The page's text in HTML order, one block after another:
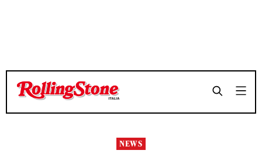
TEMPO DI LETTURA 5 MINUTI
TEMPO DI LETTURA 5 MINUTI
NEWS